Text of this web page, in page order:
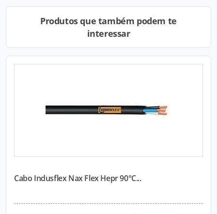
Produtos que também podem te
interessar
Cabo Indusflex Nax Flex Hepr 90°C...